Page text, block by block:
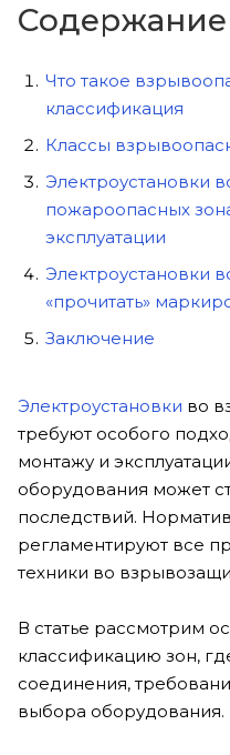
Содержание
Что такое
классификация
Классы
Электроустановки
пожароопасных
эксплуатации
Электроустановки
«прочитать»
Заключение
Электроустановки во
требуют особого
монтажу и
оборудования может
последствий.
регламентируют все
техники во
В статье рассмотрим
классификацию зон,
соединения,
выбора оборудования.